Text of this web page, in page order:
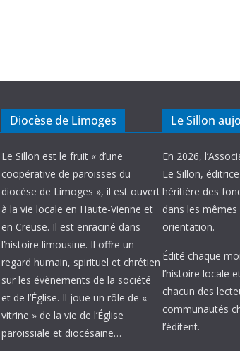
Diocèse de Limoges
Le Sillon est le fruit « d’une
coopérative de paroisses du
diocèse de Limoges », il est ouvert
à la vie locale en Haute-Vienne et
en Creuse. Il est enraciné dans
l’histoire limousine. Il offre un
regard humain, spirituel et chrétien
sur les évènements de la société
et de l’Église. Il joue un rôle de «
vitrine » de la vie de l’Église
paroissiale et diocésaine…
Le Sillon
En 2026,
Le Sillon,
héritière des
dans les
orientation.
Édité chaque
l’histoire locale
chacun des
communautés
l’éditent.